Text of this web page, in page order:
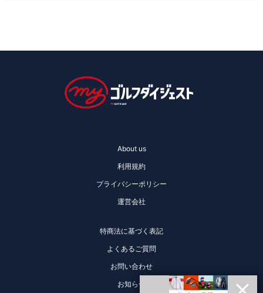
About us
利用規約
プライバシーポリシー
運営会社
特商法に基づく表記
よくあるご質問
お問い合わせ
お知らせ